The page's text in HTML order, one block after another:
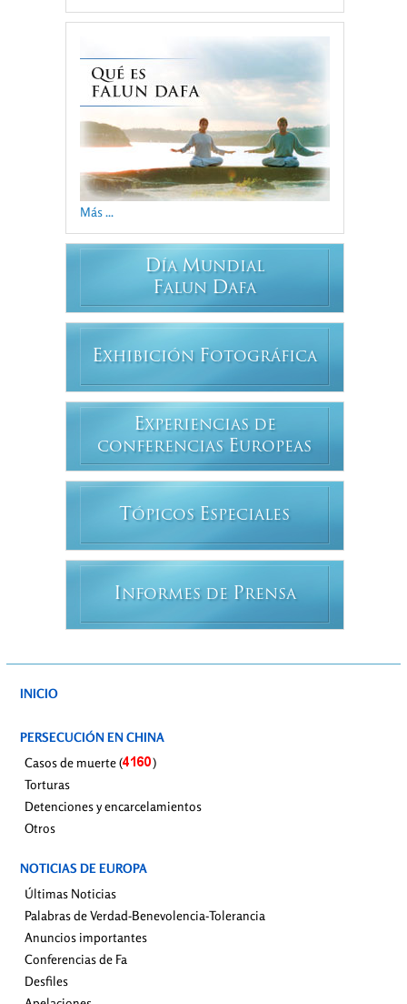
Más ...
DÍA MUNDIAL
FALUN DAFA
EXHIBICIÓN FOTOGRÁFICA
EXPERIENCIAS DE
CONFERENCIAS EUROPEAS
T ÓPICOS ESPECIALES
INFORMES DE PRENSA
INICIO
PERSECUCIÓN EN CHINA
Casos de muerte (
)
Torturas
Detenciones y encarcelamientos
Otros
NOTICIAS DE EUROPA
Últimas Noticias
Palabras de Verdad-Benevolencia-Tolerancia
Anuncios importantes
Conferencias de Fa
Desfiles